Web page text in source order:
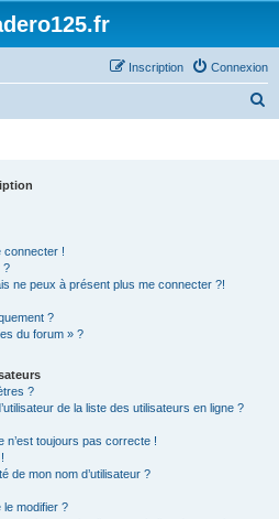
Connexion
Inscription
connecter !
?
ne peux à présent plus me connecter ?!
?
du forum » ?
?
de la liste des utilisateurs en ligne ?
n’est toujours pas correcte !
de mon nom d’utilisateur ?
le modifier ?